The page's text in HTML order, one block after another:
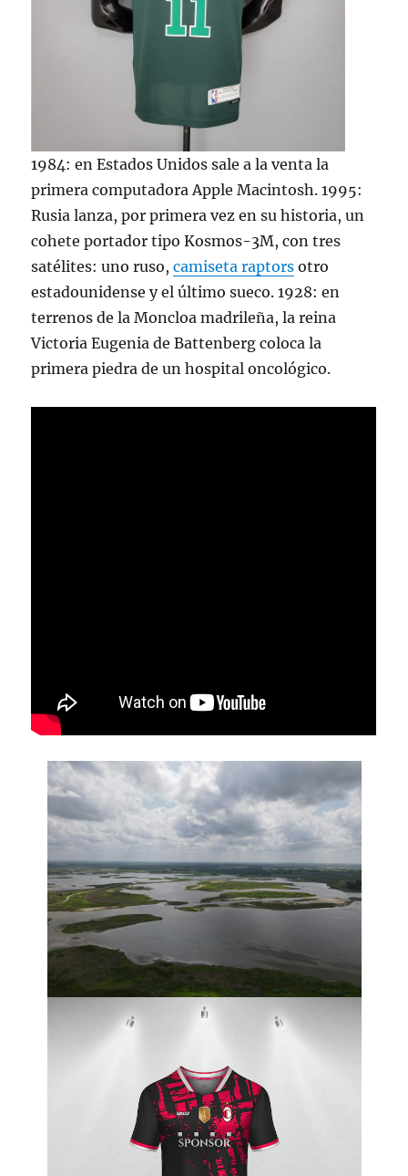
1984: en Estados Unidos sale a la venta la
primera computadora Apple Macintosh. 1995:
Rusia lanza, por primera vez en su historia, un
cohete portador tipo Kosmos-3M, con tres
satélites: uno ruso,camiseta raptors otro
estadounidense y el último sueco. 1928: en
terrenos de la Moncloa madrileña, la reina
Victoria Eugenia de Battenberg coloca la
primera piedra de un hospital oncológico.